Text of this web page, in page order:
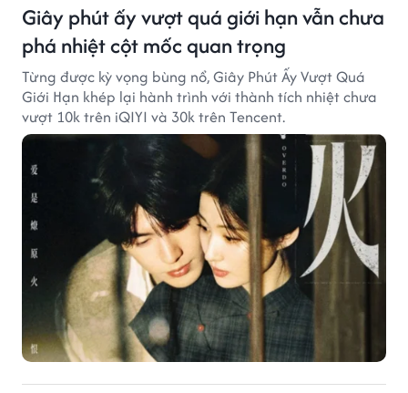
Giây phút ấy vượt quá giới hạn vẫn chưa
phá nhiệt cột mốc quan trọng
Từng được kỳ vọng bùng nổ, Giây Phút Ấy Vượt Quá
Giới Hạn khép lại hành trình với thành tích nhiệt chưa
vượt 10k trên iQIYI và 30k trên Tencent.